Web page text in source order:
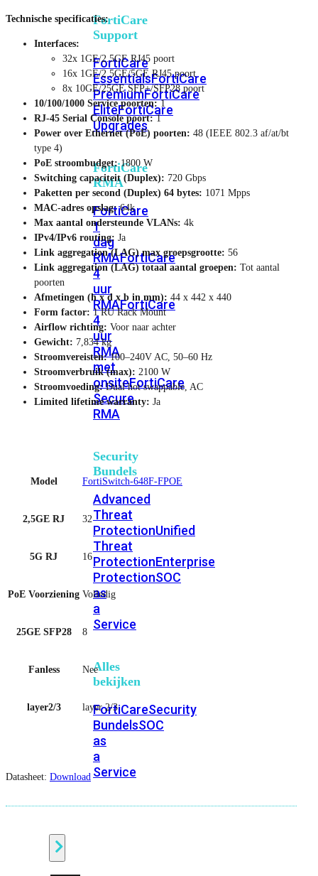
FortiCare
Support
FortiCare
EssentialsFortiCare
PremiumFortiCare
EliteFortiCare
Upgrades
FortiCare
RMA
FortiCare
1
dag
RMAFortiCare
4
uur
RMAFortiCare
4
uur
RMA
met
onsiteFortiCare
Secure
RMA
Security
Bundels
Advanced
Threat
ProtectionUnified
Threat
ProtectionEnterprise
ProtectionSOC
as
a
Service
Alles
bekijken
FortiCareSecurity
BundelsSOC
as
a
Service
Technische specificaties:
Interfaces:
32x 1GE/2.5GE RJ45 poort
16x 1GE/2.5GE/5GE RJ45 poort
8x 10GE/25GE SFP+/SFP28 poort
10/100/1000 Service poorten:1
RJ-45 Serial Console poort:1
Power over Ethernet (PoE) poorten: 48 (IEEE 802.3 af/at/bt
type 4)
PoE stroombudget:1800 W
Switching capaciteit (Duplex): 720 Gbps
Paketten per second (Duplex) 64 bytes: 1071 Mpps
MAC-adres opslag:64k
Max aantal ondersteunde VLANs: 4k
IPv4/IPv6 routing: Ja
Link aggregation (LAG) max groepsgrootte: 56
Link aggregation (LAG) totaal aantal groepen: Tot aantal
poorten
Afmetingen (h x d x b in mm): 44 x 442 x 440
Form factor: 1 RU Rack Mount
Airflow richting: Voor naar achter
Gewicht: 7,834 kg
Stroomvereisten:100–240V AC, 50–60 Hz
Stroomverbruik (max): 2100 W
Stroomvoeding:Dual hot swappable, AC
Limited lifetime warranty: Ja
Model FortiSwitch-648F-FPOE
2,5GE RJ 32
5G RJ 16
PoE Voorziening Volledig
25GE SFP28 8
Fanless Nee
layer2/3 layer 2/3
Datasheet: Download